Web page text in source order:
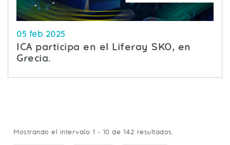
05 feb 2025
ICA participa en el Liferay SKO, en
Grecia.
Mostrando el intervalo 1 - 10 de 142 resultados.